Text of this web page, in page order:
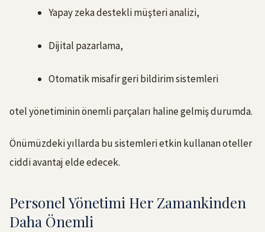
Yapay zeka destekli müşteri analizi,
Dijital pazarlama,
Otomatik misafir geri bildirim sistemleri
otel yönetiminin önemli parçaları haline gelmiş durumda.
Önümüzdeki yıllarda bu sistemleri etkin kullanan oteller
ciddi avantaj elde edecek.
Personel Yönetimi Her Zamankinden
Daha Önemli